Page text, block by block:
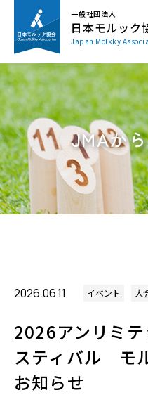
一般社団法人
日本モルック
Japan Mölkky
JMAか
2026.06.11 イベント 大
2026アンリミ
スティバル モ
お知らせ